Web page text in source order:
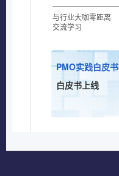
与行业大咖零距离
交流学习
PMO实践白皮书
白皮书上线